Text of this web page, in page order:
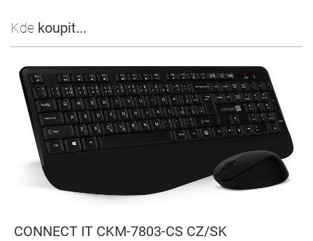
Kde koupit...
CONNECT IT CKM-7803-CS CZ/SK